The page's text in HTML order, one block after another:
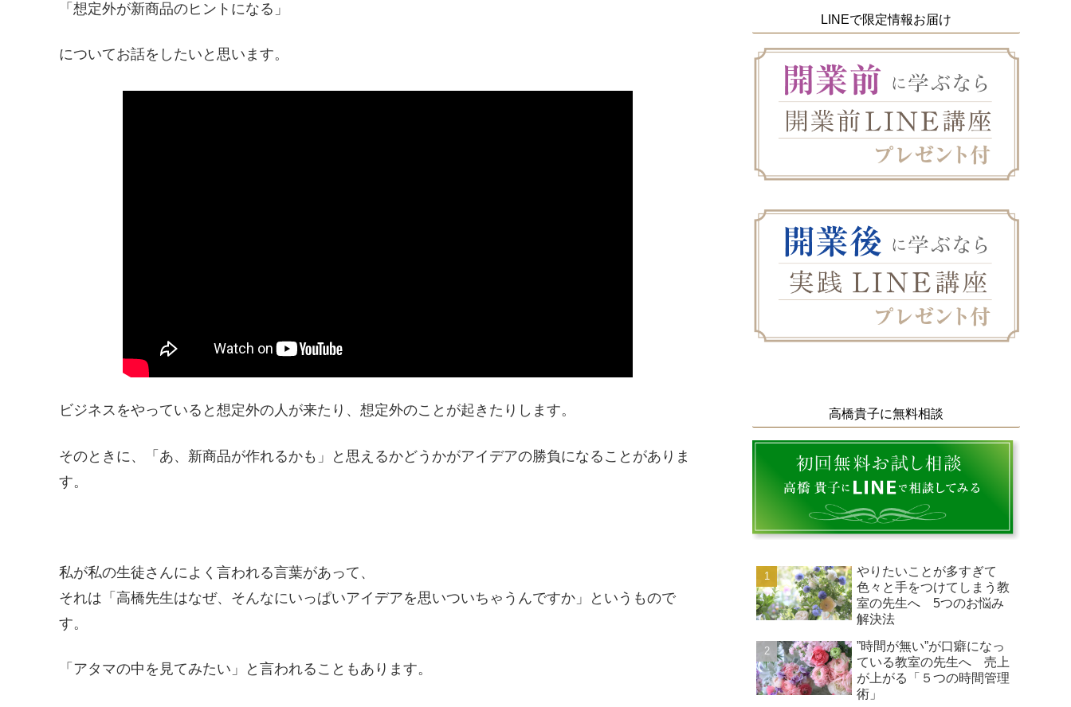
「想定外が新商品のヒントになる」
についてお話をしたいと思います。
ビジネスをやっていると想定外の人が来たり、想定外のことが起きたりします。
そのときに、「あ、新商品が作れるかも」と思えるかどうかがアイデアの勝負になることがありま
す。
私が私の生徒さんによく言われる言葉があって、
それは「高橋先生はなぜ、そんなにいっぱいアイデアを思いついちゃうんですか」というもので
す。
「アタマの中を見てみたい」と言われることもあります。
LINEで限定情報お届け
高橋貴子に無料相談
やりたいことが多すぎて
色々と手をつけてしまう教
室の先生へ 5つのお悩み
解決法
”時間が無い”が口癖になっ
ている教室の先生へ 売上
が上がる「５つの時間管理
術」